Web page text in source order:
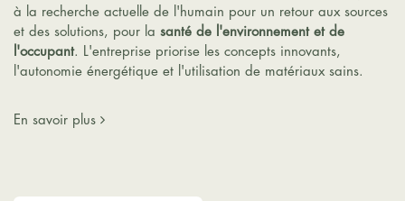
à la recherche actuelle de l'humain pour un retour aux sources
et des solutions, pour la santé de l'environnement et de
l'occupant. L'entreprise priorise les concepts innovants,
l'autonomie énergétique et l'utilisation de matériaux sains.
En savoir plus